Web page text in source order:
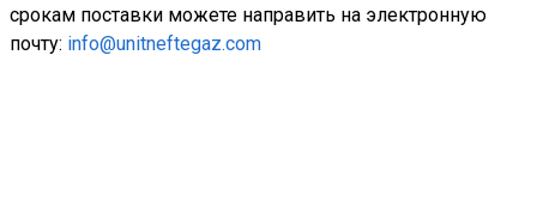
срокам поставки можете направить на электронную
почту: info@unitneftegaz.com